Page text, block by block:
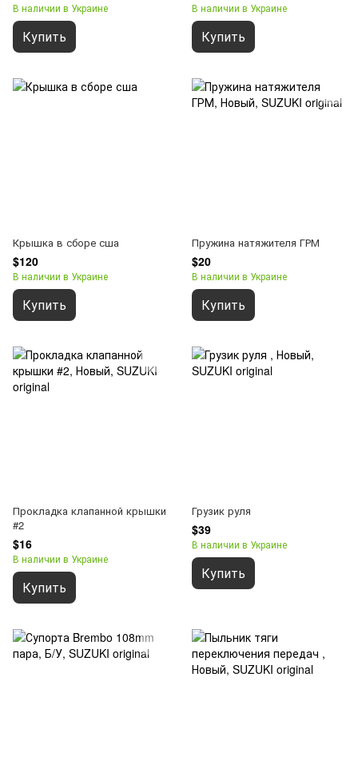
В наличии в Украине
Купить
В наличии в Украине
Купить
Крышка в сборе сша
$120
В наличии в Украине
Купить
Пружина натяжителя ГРМ
$20
В наличии в Украине
Купить
Прокладка клапанной крышки
#2
$16
В наличии в Украине
Купить
Грузик руля
$39
В наличии в Украине
Купить